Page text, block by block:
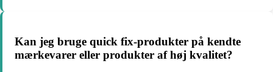
Kan jeg bruge quick fix-produkter på kendte
mærkevarer eller produkter af høj kvalitet?